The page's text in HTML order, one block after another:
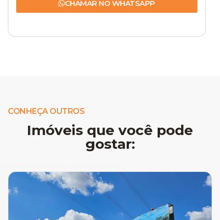
CHAMAR NO WHATSAPP
CONHEÇA OUTROS
Imóveis que você pode
gostar: